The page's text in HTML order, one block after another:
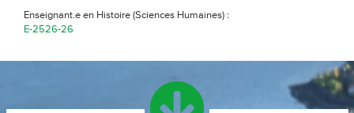
Enseignant.e en Histoire (Sciences Humaines) :
E-2526-26